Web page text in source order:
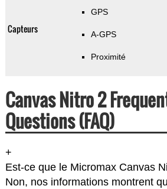
Capteurs
GPS
A-GPS
Proximité
Canvas Nitro 2
Questions (FAQ)
+
Est-ce que le Micromax Canvas
Non, nos informations montrent